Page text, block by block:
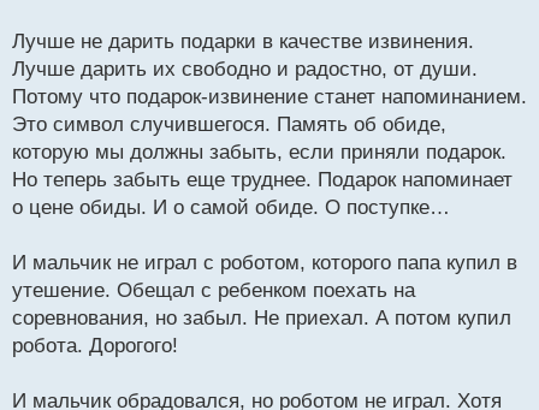
Лучше не дарить подарки в качестве извинения.
Лучше дарить их свободно и радостно, от души.
Потому что подарок-извинение станет напоминанием.
Это символ случившегося. Память об обиде,
которую мы должны забыть, если приняли подарок.
Но теперь забыть еще труднее. Подарок напоминает
о цене обиды. И о самой обиде. О поступке…
И мальчик не играл с роботом, которого папа купил в
утешение. Обещал с ребенком поехать на
соревнования, но забыл. Не приехал. А потом купил
робота. Дорогого!
И мальчик обрадовался, но роботом не играл. Хотя